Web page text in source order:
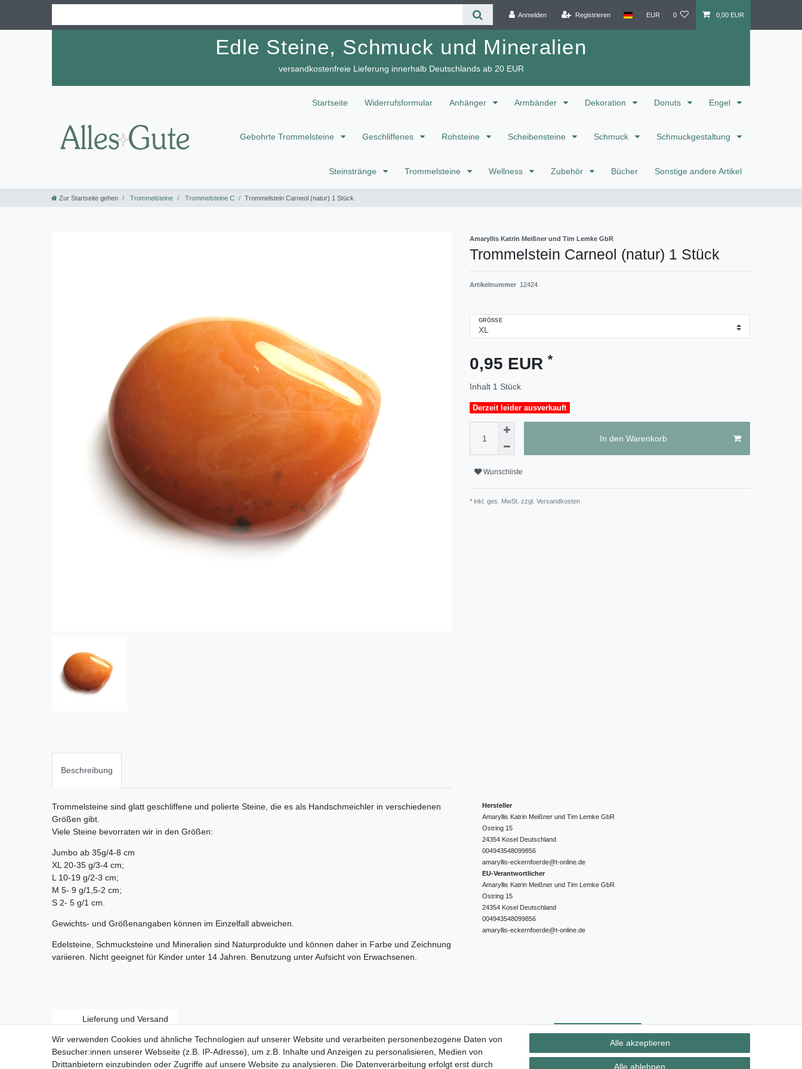
Anmelden Registrieren EUR 0 0,00 EUR
Edle Steine, Schmuck und Mineralien
versandkostenfreie Lieferung innerhalb Deutschlands ab 20 EUR
Startseite Widerrufsformular Anhänger Armbänder Dekoration Donuts Engel
Gebohrte Trommelsteine Geschliffenes Rohsteine Scheibensteine Schmuck Schmuckgestaltung
Steinstränge Trommelsteine Wellness Zubehör Bücher Sonstige andere Artikel
Zur Startseite gehen Trommelsteine Trommelsteine C Trommelstein Carneol (natur) 1 Stück
Amaryllis Katrin Meißner und Tim Lemke GbR
Trommelstein Carneol (natur) 1 Stück
Artikelnummer 12424
GRÖSSE
0,95 EUR *
Inhalt 1 Stück
Derzeit leider ausverkauft
In den Warenkorb
Wunschliste
* inkl. ges. MwSt. zzgl. Versandkosten
Beschreibung
Trommelsteine sind glatt geschliffene und polierte Steine, die es als Handschmeichler in verschiedenen
Größen gibt.
Viele Steine bevorraten wir in den Größen:
Jumbo ab 35g/4-8 cm
XL 20-35 g/3-4 cm;
L 10-19 g/2-3 cm;
M 5- 9 g/1,5-2 cm;
S 2- 5 g/1 cm.
Gewichts- und Größenangaben können im Einzelfall abweichen.
Edelsteine, Schmucksteine und Mineralien sind Naturprodukte und können daher in Farbe und Zeichnung
variieren. Nicht geeignet für Kinder unter 14 Jahren. Benutzung unter Aufsicht von Erwachsenen.
Hersteller
Amaryllis Katrin Meißner und Tim Lemke GbR
Ostring 15
24354 Kosel Deutschland
004943548099856
amaryllis-eckernfoerde@t-online.de
EU-Verantwortlicher
Amaryllis Katrin Meißner und Tim Lemke GbR
Ostring 15
24354 Kosel Deutschland
004943548099856
amaryllis-eckernfoerde@t-online.de
Lieferung und Versand
Widerrufs­recht Vertrag widerrufen Kontakt
Wir verwenden Cookies und ähnliche Technologien auf unserer Website und verarbeiten personenbezogene Daten von
Besucher:innen unserer Webseite (z.B. IP-Adresse), um z.B. Inhalte und Anzeigen zu personalisieren, Medien von
Drittanbietern einzubinden oder Zugriffe auf unsere Website zu analysieren. Die Datenverarbeitung erfolgt erst durch
Alle akzeptieren
Alle ablehnen